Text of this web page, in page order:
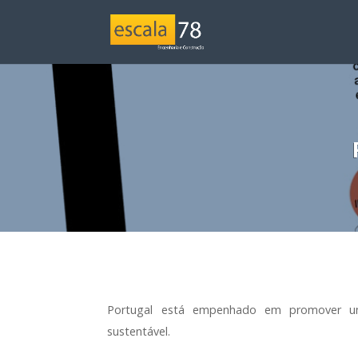
Portugal está empenhado em promover
sustentável.